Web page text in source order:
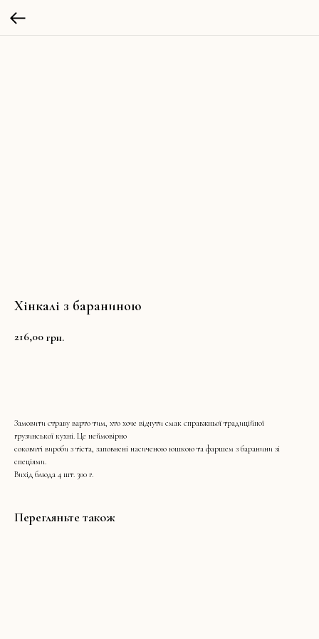
Хінкалі з бараниною
216,00 грн.
Замовити страву варто тим, хто хоче відчути смак справжньої традиційної
грузинської кухні. Це неймовірно
соковиті вироби з тіста, заповнені насиченою юшкою та фаршем з баранини зі
спеціями.
Вихід блюда 4 шт. 300 г.
Перегляньте також